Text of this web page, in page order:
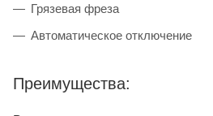
Грязевая фреза
Автоматическое отключение
Преимущества: